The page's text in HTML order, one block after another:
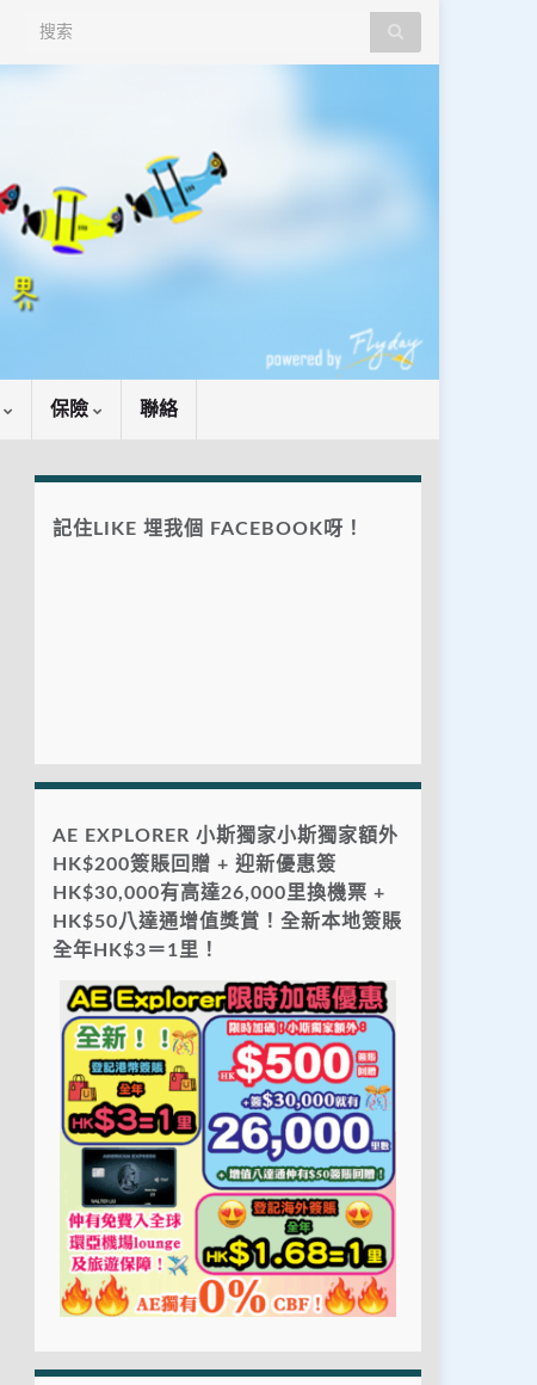
Search for:
保險 聯絡
記住LIKE 埋我個 FACEBOOK呀！
AE EXPLORER 小斯獨家小斯獨家額外
HK$200簽賬回贈 + 迎新優惠簽
HK$30,000有高達26,000里換機票 +
HK$50八達通增值獎賞！全新本地簽賬
全年HK$3＝1里！